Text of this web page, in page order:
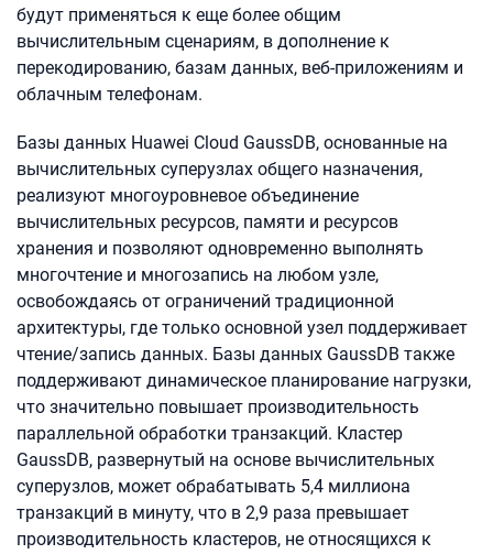
будут применяться к еще более общим
вычислительным сценариям, в дополнение к
перекодированию, базам данных, веб-приложениям и
облачным телефонам.
Базы данных Huawei Cloud GaussDB, основанные на
вычислительных суперузлах общего назначения,
реализуют многоуровневое объединение
вычислительных ресурсов, памяти и ресурсов
хранения и позволяют одновременно выполнять
многочтение и многозапись на любом узле,
освобождаясь от ограничений традиционной
архитектуры, где только основной узел поддерживает
чтение/запись данных. Базы данных GaussDB также
поддерживают динамическое планирование нагрузки,
что значительно повышает производительность
параллельной обработки транзакций. Кластер
GaussDB, развернутый на основе вычислительных
суперузлов, может обрабатывать 5,4 миллиона
транзакций в минуту, что в 2,9 раза превышает
производительность кластеров, не относящихся к